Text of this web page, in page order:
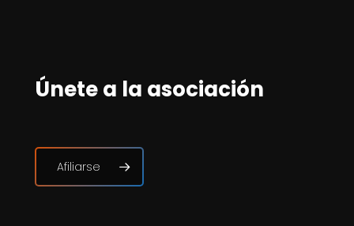
Únete a la asociación
Afiliarse